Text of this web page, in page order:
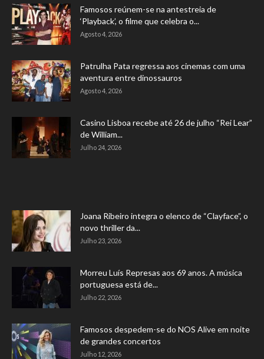
Famosos reúnem-se na antestreia de
‘Playback’, o filme que celebra o...
Agosto 4, 2026
Patrulha Pata regressa aos cinemas com uma
aventura entre dinossauros
Agosto 4, 2026
Casino Lisboa recebe até 26 de julho “Rei Lear”
de William...
Julho 24, 2026
Joana Ribeiro integra o elenco de “Clayface”, o
novo thriller da...
Julho 23, 2026
Morreu Luís Represas aos 69 anos. A música
portuguesa está de...
Julho 22, 2026
Famosos despedem-se do NOS Alive em noite
de grandes concertos
Julho 12, 2026